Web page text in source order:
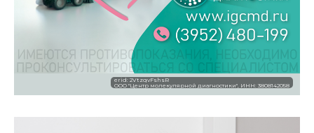
erid: 2VtzqvFshsR
ООО "Центр молекулярной диагностики", ИНН: 3808142058